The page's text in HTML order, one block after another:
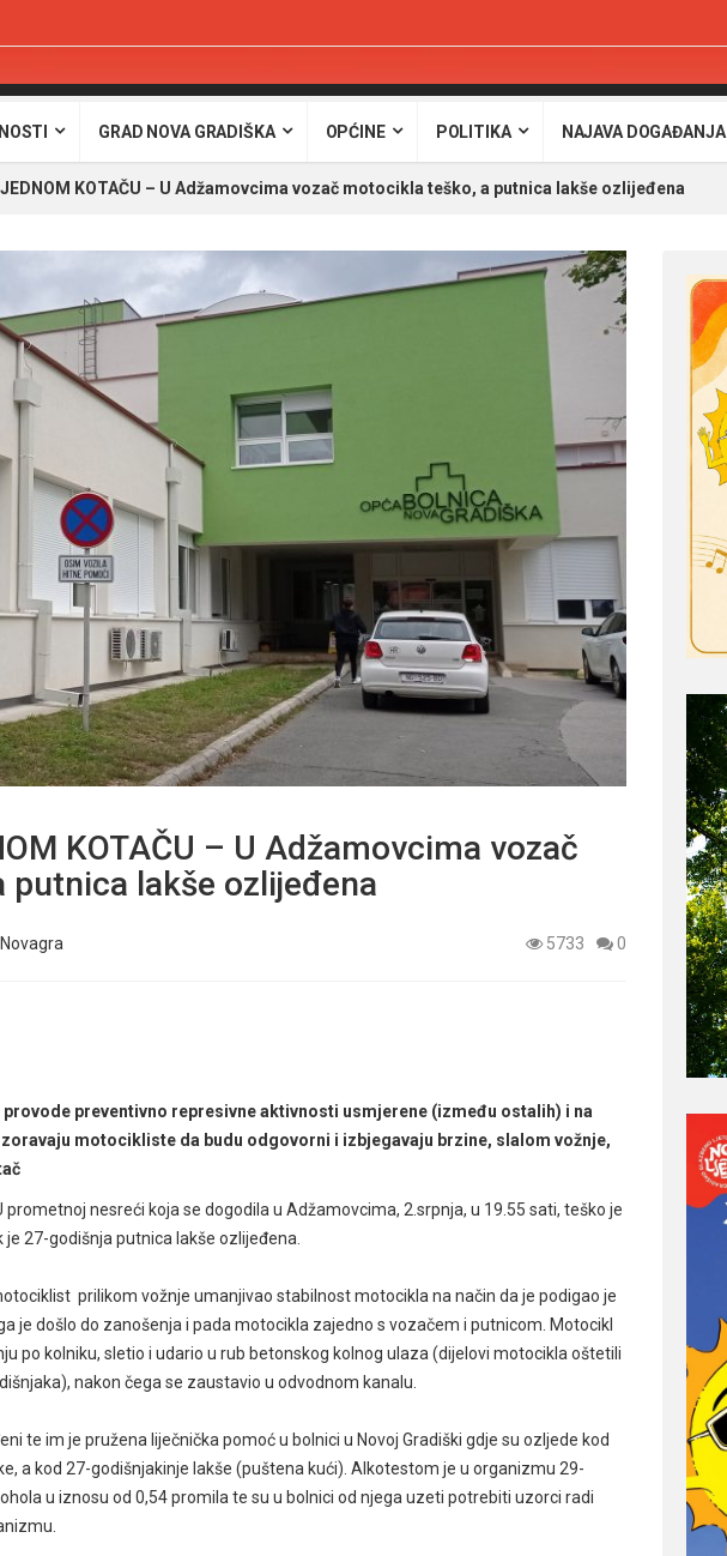
GRAD NOVA GRADIŠKA OPĆINE POLITIKA NAJAVA DOGAĐANJA
JEDNOM KOTAČU – U Adžamovcima vozač motocikla teško, a putnica lakše ozlijeđena
KOTAČU – U Adžamovcima vozač
lakše ozlijeđena
Novagra 5733 0
preventivno represivne aktivnosti usmjerene (između ostalih) i na
motocikliste da budu odgovorni i izbjegavaju brzine, slalom vožnje,
prometnoj nesreći koja se dogodila u Adžamovcima, 2.srpnja, u 19.55 sati, teško je
27-godišnja putnica lakše ozlijeđena.
prilikom vožnje umanjivao stabilnost motocikla na način da je podigao je
je došlo do zanošenja i pada motocikla zajedno s vozačem i putnicom. Motocikl
po kolniku, sletio i udario u rub betonskog kolnog ulaza (dijelovi motocikla oštetili
nakon čega se zaustavio u odvodnom kanalu.
te im je pružena liječnička pomoć u bolnici u Novoj Gradiški gdje su ozljede kod
a kod 27-godišnjakinje lakše (puštena kući). Alkotestom je u organizmu 29-
u iznosu od 0,54 promila te su u bolnici od njega uzeti potrebiti uzorci radi